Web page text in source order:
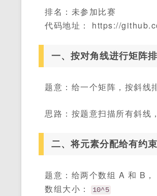
排名：未参加比赛
代码地址： https://
一、按对角线进行矩阵
题意：给一个矩阵，按斜线
思路：按题意扫描所有斜线
二、将元素分配给有约
题意：给两个数组 A 和 B
数组大小：
10^5